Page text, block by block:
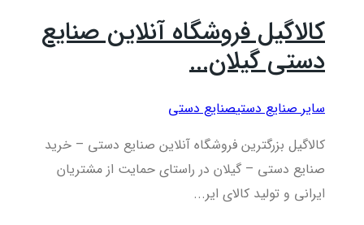
کالاگیل فروشگاه آنلاین صنایع
دستی گیلان...
سایر صنایع دستیصنایع دستی
کالاگیل بزرگترین فروشگاه آنلاین صنایع دستی – خرید
صنایع دستی – گیلان در راستای حمایت از مشتریان
ایرانی و تولید کالای ایر...